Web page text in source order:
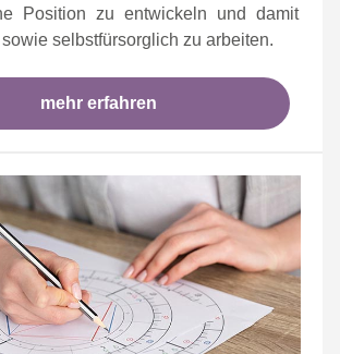
Position zu entwickeln und damit
selbstfürsorglich zu arbeiten.
mehr erfahren